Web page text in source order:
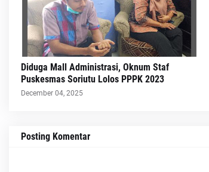
Diduga Mall Administrasi, Oknum Staf
Puskesmas Soriutu Lolos PPPK 2023
December 04, 2025
Posting Komentar